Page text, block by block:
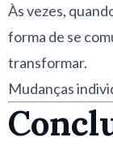
Às vezes,
forma de se
transformar.
Mudanças